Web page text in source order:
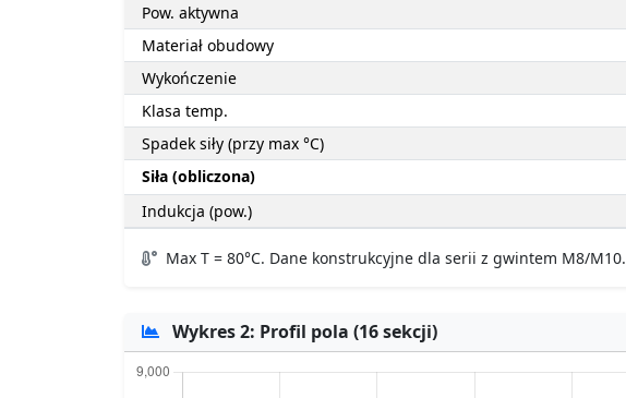
Pow. aktywna
Materiał obudowy
Wykończenie
Klasa temp.
Spadek siły (przy max °C)
Siła (obliczona)
Indukcja (pow.)
Max T = 80°C. Dane konstrukcyjne dla serii z gwintem M8/M10.
Wykres 2: Profil pola (16 sekcji)